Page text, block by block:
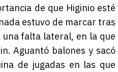
de que Higinio esté
estuvo de marcar tras
falta lateral, en la que
Aguantó balones y sacó
de jugadas en las que